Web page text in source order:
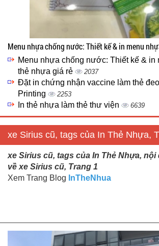
Menu nhựa chống nước: Thiết kế & in menu
Menu nhựa chống nước: Thiết kế & in
thẻ nhựa giá rẻ
2037
Đặt in chứng nhận vaccine làm thẻ
Printing
2253
In thẻ nhựa làm thẻ thư viện 6639
xe Sirius cũ, tags của In Thẻ Nhựa,
xe Sirius cũ, tags của In Thẻ Nhựa,
về xe Sirius cũ, Trang 1
Xem Trang Blog InTheNhua